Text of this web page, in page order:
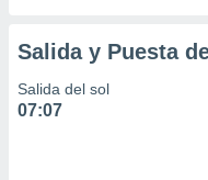
Salida y Puesta
Salida del sol
07:07